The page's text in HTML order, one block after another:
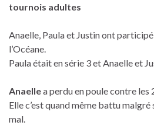
tournois adultes
Anaelle, Paula et Justin ont
l’Océane.
Paula était en série 3 et Anaelle et
Anaellea perdu en poule contre les
Elle c’est quand même battu
mal.